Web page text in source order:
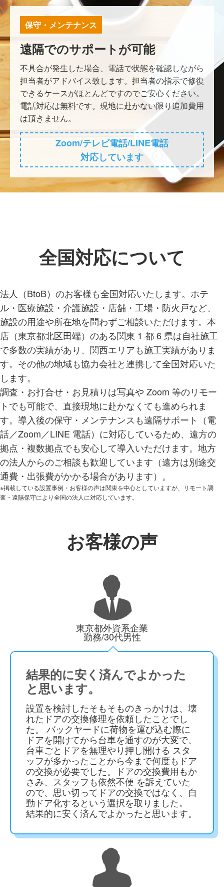
保守・メンテナンス
遠隔でのサポートが可能
不具合が発生した場合、電話で状態を確認しながら
担当者がアドバイス致します。担当者の指示で修復
できるケースがほとんどですのでご安心ください。
電話対応は無料です。現地に赴かない限り追加費用
は頂きません。
Zoom/テレビ電話/LINE電話
対応しています
全国対応について
法人（BtoB）のお客様も全国対応いたします。ホテ
ル・医療施設・介護施設・店舗・工場・防火戸など、
施設の用途や所在地を問わずご相談いただけます。本
店（東京都北区田端）のある関東 1 都 6 県は自社施工
で多数の実績があり、関西エリアも施工実績がありま
す。その他の地域も協力会社と連携して全国対応いた
します。
調査・お打合せ・お見積りは写真や Zoom 等のリモー
トでも可能で、直接現地に赴かなくても進められま
す。導入後の保守・メンテナンスも遠隔サポート（電
話／Zoom／LINE 電話）に対応しているため、遠方の
拠点・複数拠点でも安心して導入いただけます。地方
の法人からのご相談も歓迎しています（遠方は別途交
通費・出張費がかかる場合があります）。
※掲載している設置事例・お客様の声は関東を中心としていますが、リモート調
査・遠隔保守により全国の法人に対応しています。
お客様の声
東京都外資系企業
勤務/30代男性
結果的に安く済んでよかった
と思います。
設置を検討したそもそものきっかけは、壊
れたドアの交換修理を依頼したことでし
た。 バックヤードに荷物を運び込む際に
ドアを開けてから台車を通すのが大変で、
台車ごとドアを無理やり押し開ける スタ
ッフが多かったことから今まで何度もドア
の交換が必要でした。ドアの交換費用もか
さみ、スタッフも依然不便 を訴えていた
ので、思い切ってドアの交換ではなく、自
動ドア化するという選択を取りました。
結果的に安く済んでよかったと思います。